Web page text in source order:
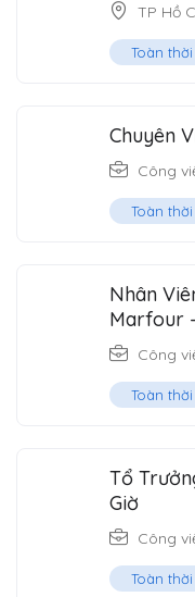
TP Hồ
Toàn
Chuyên
Công
Toàn
Nhân
Marfour
Công
Toàn
Tổ
Giờ
Công
Toàn